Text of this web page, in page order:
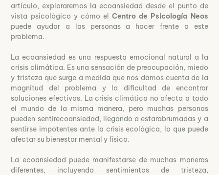
artículo, exploraremos la ecoansiedad desde el punto de
vista psicológico y cómo elCentro de Psicología Neos
puede ayudar a las personas a hacer frente a este
problema.
La ecoansiedad es una respuesta emocional natural a la
crisis climática. Es una sensación de preocupación, miedo
y tristeza que surge a medida que nos damos cuenta de la
magnitud del problema y la dificultad de encontrar
soluciones efectivas. La crisis climática no afecta a todo
el mundo de la misma manera, pero muchas personas
pueden sentirecoansiedad, llegando a estarabrumadas y a
sentirse impotentes ante la crisis ecológica, lo que puede
afectar su bienestar mental y físico.
La ecoansiedad puede manifestarse de muchas maneras
diferentes, incluyendo sentimientos de tristeza,